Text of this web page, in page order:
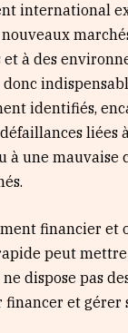
international
à des
identifiés,
liées
à une mauvaise
financier et
peut
dispose pas
financer et gérer